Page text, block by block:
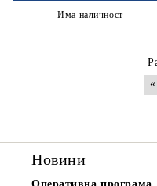
Има наличност
«
Новини